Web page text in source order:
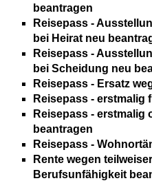
beantragen
Reisepass -
bei Heirat neu
Reisepass -
bei Scheidung neu
Reisepass - Ersatz
Reisepass - erstmalig
Reisepass - erstmalig
beantragen
Reisepass -
Rente wegen
Berufsunfähigkeit